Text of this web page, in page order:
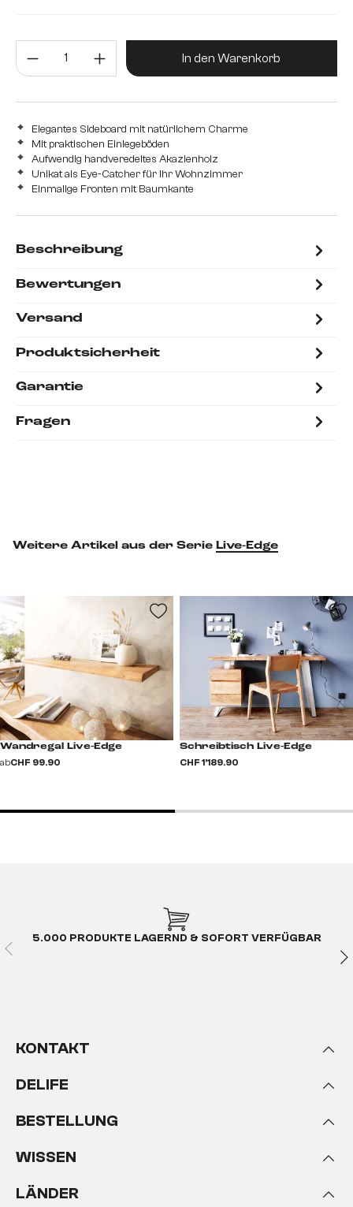
Produkt Anzahl: Gib den
In den Warenkorb
Elegantes Sideboard mit natürlichem Charme
Mit praktischen Einlegeböden
Aufwendig handveredeltes Akazienholz
Unikat als Eye-Catcher für Ihr Wohnzimmer
Einmalige Fronten mit Baumkante
Beschreibung
Bewertungen
Versand
Produktsicherheit
Garantie
Fragen
Weitere Artikel aus der Serie Live-Edge
Wandregal Live-Edge
abCHF 99.90
Schreibtisch Live-Edge
CHF 1’189.90
5.000 PRODUKTE LAGERND & SOFORT VERFÜGBAR
KONTAKT
DELIFE
BESTELLUNG
WISSEN
LÄNDER